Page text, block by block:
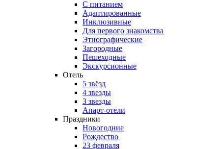
С питанием
Адаптированные
Инклюзивные
Для первого знакомства
Этнографические
Загородные
Пешеходные
Экскурсионные
Отель
5 звёзд
4 звезды
3 звезды
Апарт-отели
Праздники
Новогодние
Рождество
23 февраля